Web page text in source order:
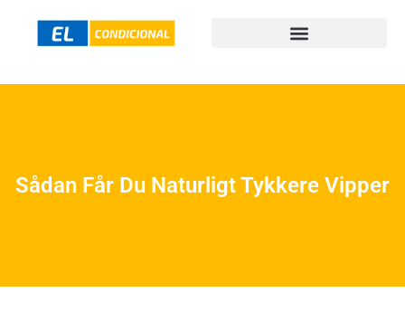
Sådan Får Du Naturligt Tykkere Vipper